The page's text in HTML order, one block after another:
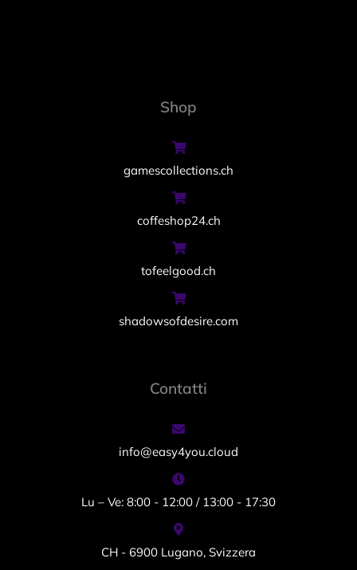
Shop
gamescollections.ch
coffeshop24.ch
tofeelgood.ch
shadowsofdesire.com
Contatti
info@easy4you.cloud
Lu – Ve: 8:00 - 12:00 / 13:00 - 17:30
CH - 6900 Lugano, Svizzera